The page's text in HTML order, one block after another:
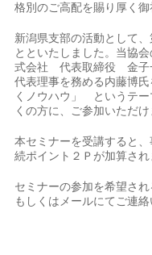
格別のご高配を賜り厚く御
新潟県支部の活動として
とといたしました。当協
式会社 代表取締役 金子
代表理事を務める内藤博
くノウハウ」 というテー
くの方に、ご参加いただ
本セミナーを受講すると
続ポイント２Ｐが加算され
セミナーの参加を希望さ
もしくはメールにてご連